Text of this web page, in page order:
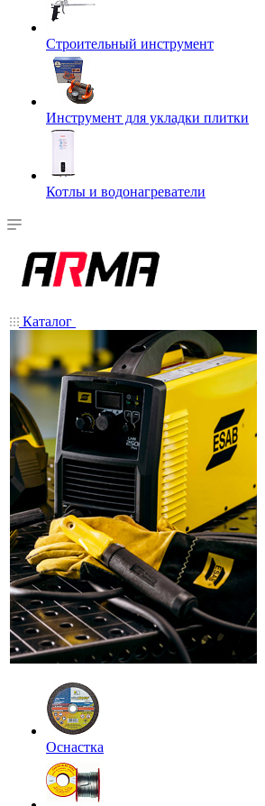
Строительный инструмент
Инструмент для укладки плитки
Котлы и водонагреватели
Каталог
Оснастка